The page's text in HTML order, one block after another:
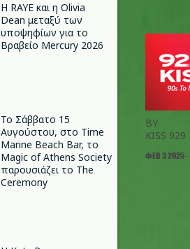
Η RAYE και η Olivia
Dean μεταξύ των
υποψηφίων για το
Βραβείο Mercury 2026
Το Σάββατο 15
Αυγούστου, στο Time
Marine Beach Bar, το
Magic of Athens Society
παρουσιάζει το The
Ceremony
BY
KISS 929
ΦΕΒ 3 2025 -